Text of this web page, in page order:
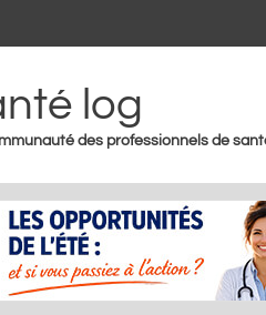
log
des professionnels de